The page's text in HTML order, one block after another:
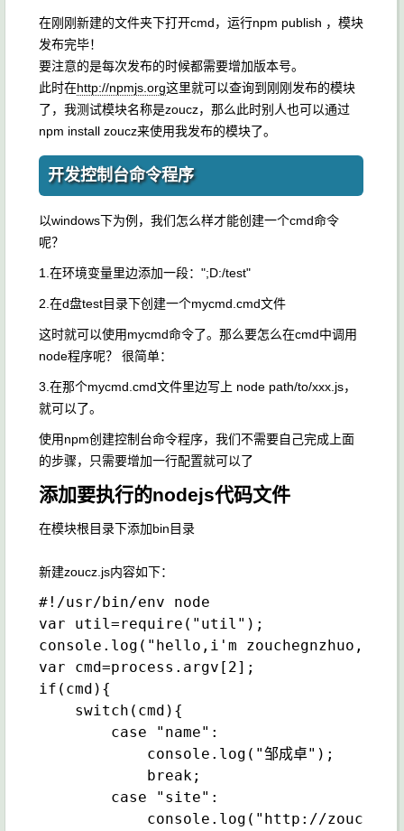
在刚刚新建的文件夹下打开cmd，运行npm publish ，模块
发布完毕！
要注意的是每次发布的时候都需要增加版本号。
此时在http://npmjs.org这里就可以查询到刚刚发布的模块
了，我测试模块名称是zoucz，那么此时别人也可以通过
npm install zoucz来使用我发布的模块了。
开发控制台命令程序
以windows下为例，我们怎么样才能创建一个cmd命令
呢？
1.在环境变量里边添加一段：";D:/test"
2.在d盘test目录下创建一个mycmd.cmd文件
这时就可以使用mycmd命令了。那么要怎么在cmd中调用
node程序呢？ 很简单：
3.在那个mycmd.cmd文件里边写上 node path/to/xxx.js，
就可以了。
使用npm创建控制台命令程序，我们不需要自己完成上面
的步骤，只需要增加一行配置就可以了
添加要执行的nodejs代码文件
在模块根目录下添加bin目录
新建zoucz.js内容如下：
#!/usr/bin/env node
var util=require("util");
console.log("hello,i'm zouchegnzhuo,you
var cmd=process.argv[2];
if(cmd){
    switch(cmd){
        case "name":
            console.log("邹成卓");
            break;
        case "site":
console.log("http://